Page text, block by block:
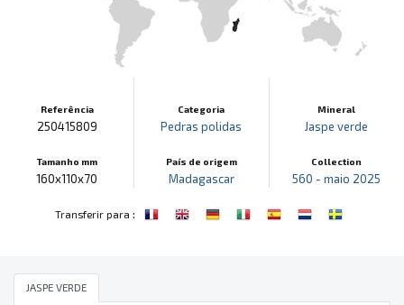
Referência
250415809
Tamanho mm
160x110x70
Categoria
Pedras polidas
País de origem
Madagascar
Mineral
Jaspe verde
Collection
560 - maio 2025
Transferir para :
JASPE VERDE